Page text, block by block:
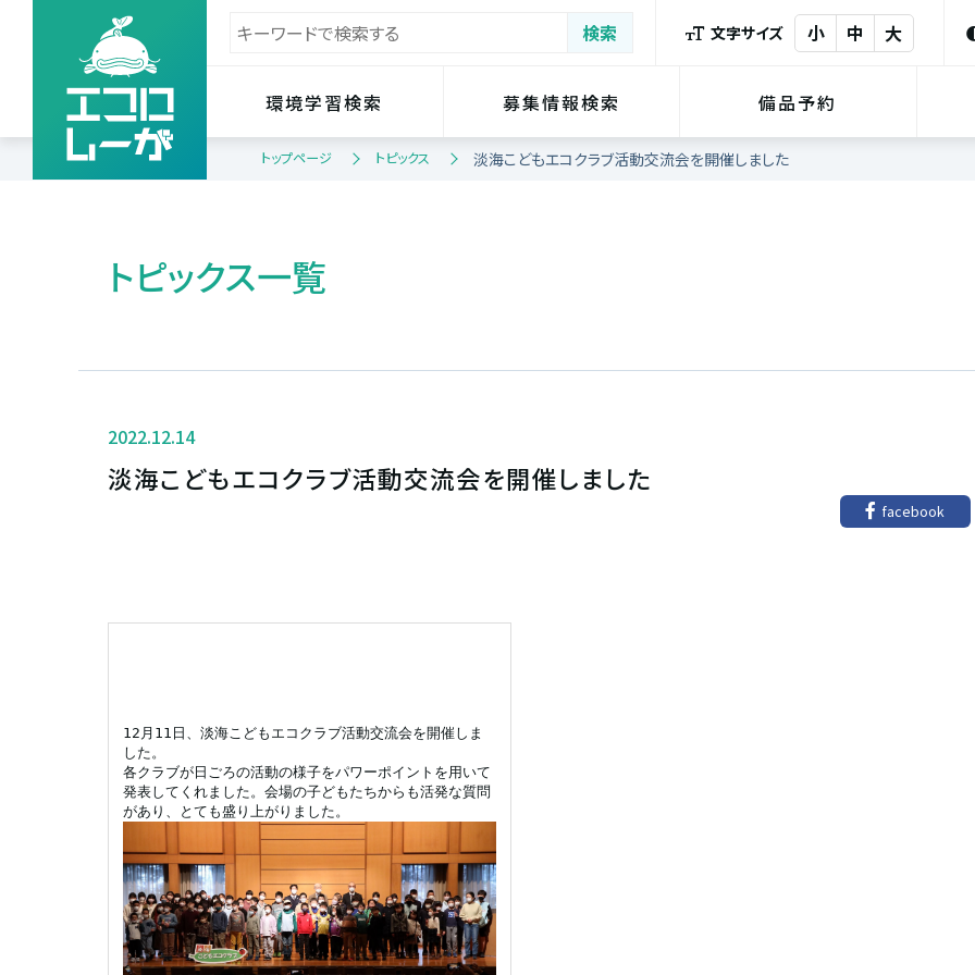
文字サイズ 小 中 大
環境学習検索 募集情報検索 備品予約
トップページ トピックス 淡海こどもエコクラブ活動交流会を開催しました
トピックス一覧
2022.12.14
淡海こどもエコクラブ活動交流会を開催しました
facebook
12月11日、淡海こどもエコクラブ活動交流会を開催しま
した。
各クラブが日ごろの活動の様子をパワーポイントを用いて
発表してくれました。会場の子どもたちからも活発な質問
があり、とても盛り上がりました。